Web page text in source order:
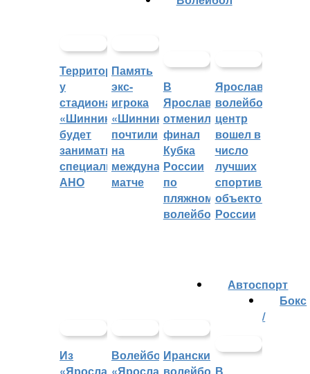
Территорией
у
стадиона
«Шинник»
будет
заниматься
специальное
АНО
Память
экс-
игрока
«Шинника»
почтили
на
международном
матче
В
Ярославле
отменили
финал
Кубка
России
по
пляжному
волейболу
Ярославский
волейбольный
центр
вошел в
число
лучших
спортивных
объектов
России
Из
Волейбольный
Иранский
Автоспорт
Бокс
/